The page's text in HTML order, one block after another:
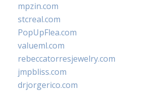
mpzin.com
stcreal.com
PopUpFlea.com
valueml.com
rebeccatorresjewelry.com
jmpbliss.com
drjorgerico.com